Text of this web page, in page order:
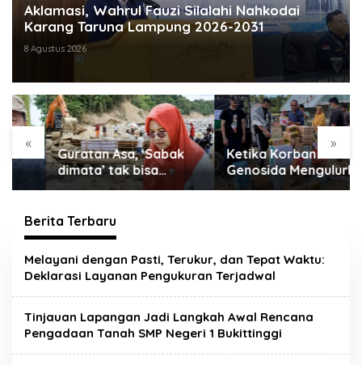
Aklamasi, Wahrul Fauzi Silalahi Nahkodai
Karang Taruna Lampung 2026-2031
8 Agustus 2026
« »
Guratan Asa, ‘Sabak
dimata’ tak bisa
disembunyikan..
Ketika Korban
Genosida Mengulurkan
Tangan untuk Aceh
Berita Terbaru
Metropolis.co.id
Melayani dengan Pasti, Terukur, dan Tepat Waktu:
Deklarasi Layanan Pengukuran Terjadwal
Tinjauan Lapangan Jadi Langkah Awal Rencana
Pengadaan Tanah SMP Negeri 1 Bukittinggi